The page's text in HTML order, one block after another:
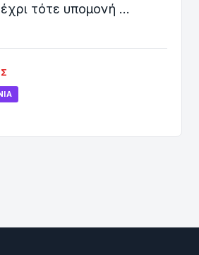
τότε υπομονή …